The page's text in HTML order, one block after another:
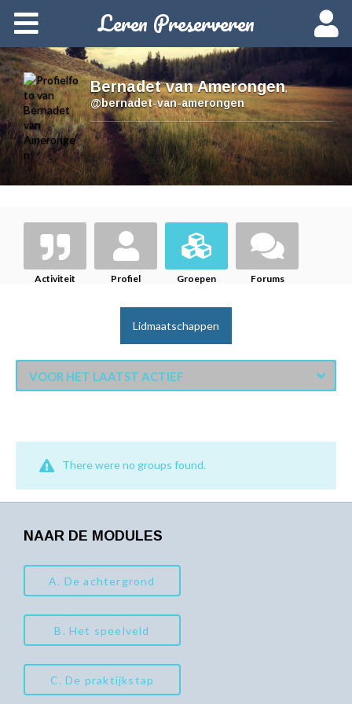
Leren Preserveren
Over deze cursus
Cursusvarianten
Data en inschrijven
Woordenlijst
Bernadet van Amerongen,
@bernadet-van-amerongen
Activiteit Profiel Groepen Forums
Lidmaatschappen
VOOR HET LAATST ACTIEF
There were no groups found.
NAAR DE MODULES
A. De achtergrond
B. Het speelveld
C. De praktijkstap